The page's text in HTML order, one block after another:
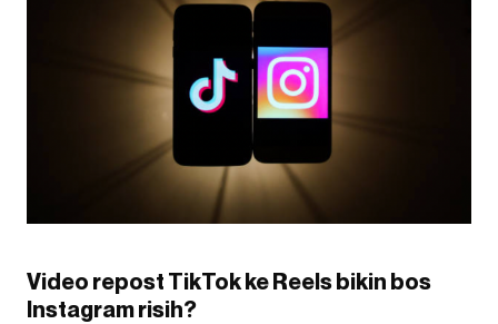
Video repost TikTok ke Reels bikin bos
Instagram risih?